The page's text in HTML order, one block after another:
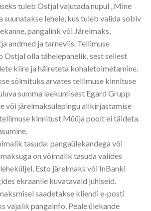
tuleb Ostjal vajutada nupul „Mine
suunatakse lehele, kus tuleb valida sobiv
pangalink või Järelmaks,
andmed ja tarneviis. Tellimuse
Ostjal olla tähelepanelik, sest sellest
kiire ja häireteta kohaletoimetamine.
sõlmituks arvates tellimuse kinnituse
summa laekumisest Egard Grupp
või järelmaksulepingu allkirjastamise
kinnitust Müüja poolt ei täideta.
tasuda: pangaülekandega või
on võimalik tasuda valides
Esto järelmaks või InBanki
ekraanile kuvatavaid juhiseid.
saadetakse kliendi e-posti
vajalik pangainfo. Peale ülekande